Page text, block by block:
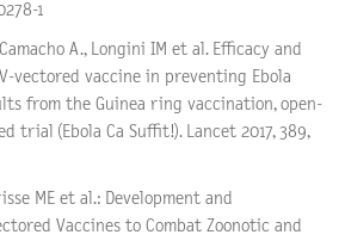
1
A., Longini IM et al. Efficacy and
vectored vaccine in preventing Ebola
from the Guinea ring vaccination, open-
trial (Ebola Ca Suffit!). Lancet 2017, 389,
ME et al.: Development and
Vaccines to Combat Zoonotic and